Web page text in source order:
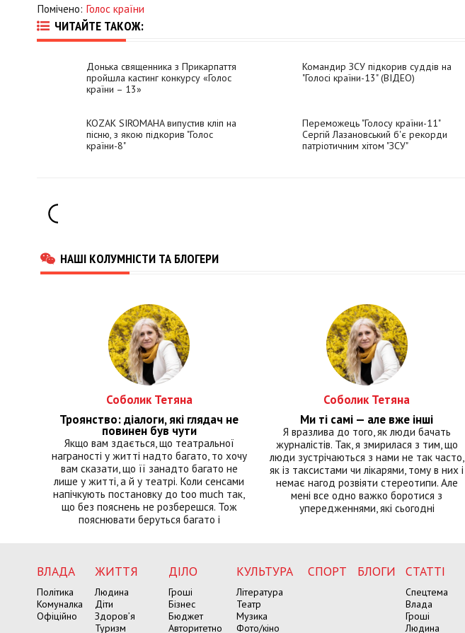
Помічено: Голос країни
ЧИТАЙТЕ ТАКОЖ:
Донька священника з Прикарпаття
пройшла кастинг конкурсу «Голос
країни – 13»
Командир ЗСУ підкорив суддів на
"Голосі країни-13" (ВІДЕО)
KOZAK SIROMAHA випустив кліп на
пісню, з якою підкорив "Голос
країни-8"
Переможець "Голосу країни-11"
Сергій Лазановський б'є рекорди
патріотичним хітом "ЗСУ"
НАШІ КОЛУМНІСТИ ТА БЛОГЕРИ
Соболик Тетяна
Троянство: діалоги, які глядач не
повинен був чути
Якщо вам здається, що театральної
награності у житті надто багато, то хочу
вам сказати, що її занадто багато не
лише у житті, а й у театрі. Коли сенсами
напічкують постановку до too much так,
що без пояснень не розберешся. Тож
пояснювати беруться багато і
Соболик Тетяна
Ми ті самі — але вже інші
Я вразлива до того, як люди бачать
журналістів. Так, я змирилася з тим, що
люди зустрічаються з нами не так часто,
як із таксистами чи лікарями, тому в них і
немає нагод розвіяти стереотипи. Але
мені все одно важко боротися з
упередженнями, які сьогодні
ВЛАДА
Політика
Комуналка
Офіційно
ЖИТТЯ
Людина
Діти
Здоров’я
Туризм
ДІЛО
Гроші
Бізнес
Бюджет
Авторитетно
КУЛЬТУРА
Література
Театр
Музика
Фото/кіно
СПОРТ БЛОГИ СТАТТІ
Спецтема
Влада
Гроші
Людина